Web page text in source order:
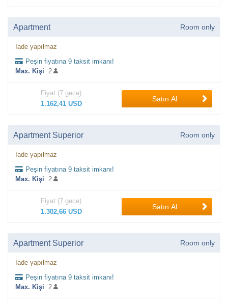
Apartment Room only
İade yapılmaz
Peşin fiyatına 9 taksit imkanı!
Max. Kişi 2
Fiyat (7 gece)
1.162,41 USD
Satın Al
Apartment Superior Room only
İade yapılmaz
Peşin fiyatına 9 taksit imkanı!
Max. Kişi 2
Fiyat (7 gece)
1.302,66 USD
Satın Al
Apartment Superior Room only
İade yapılmaz
Peşin fiyatına 9 taksit imkanı!
Max. Kişi 2